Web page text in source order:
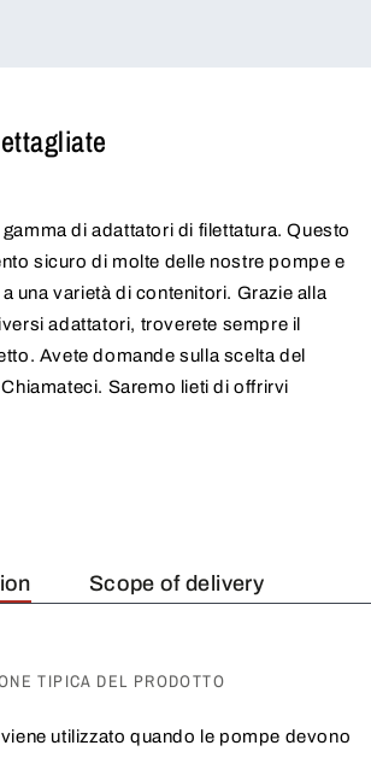
di adattatori di filettatura. Questo
sicuro di molte delle nostre pompe e
una varietà di contenitori. Grazie alla
adattatori, troverete sempre il
Avete domande sulla scelta del
Saremo lieti di offrirvi
Scope of delivery
TIPICA DEL PRODOTTO
utilizzato quando le pompe devono